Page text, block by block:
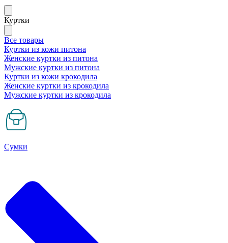
Куртки
Все товары
Куртки из кожи питона
Женские куртки из питона
Мужские куртки из питона
Куртки из кожи крокодила
Женские куртки из крокодила
Мужские куртки из крокодила
Сумки